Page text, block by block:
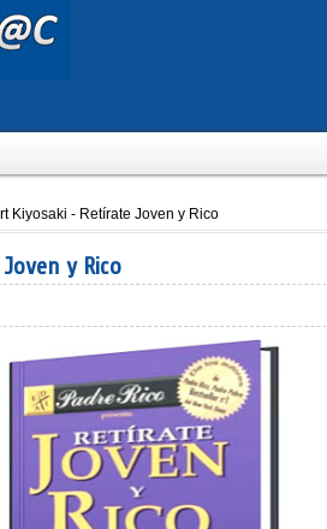
Kiyosaki - Retírate Joven y Rico
y Rico